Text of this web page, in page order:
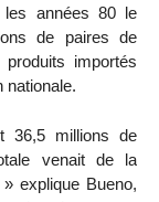
les années 80 le
de paires de
importés
nationale.
36,5 millions de
venait de la
explique Bueno,